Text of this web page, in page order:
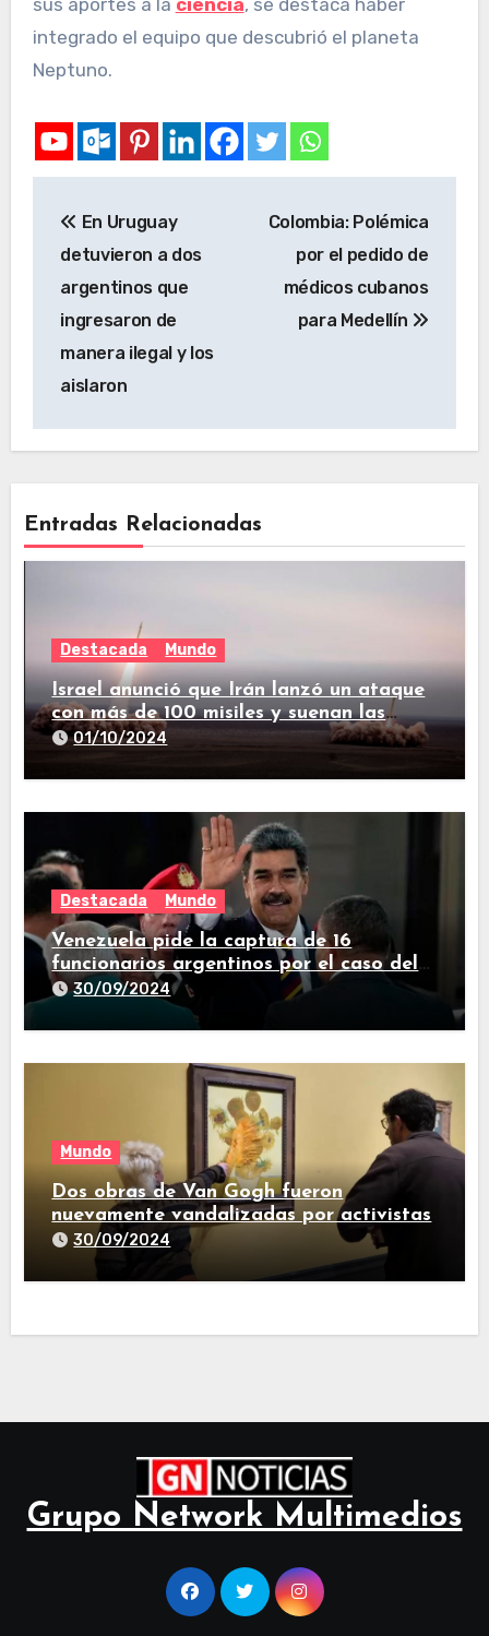
sus aportes a la ciencia, se destaca haber
integrado el equipo que descubrió el planeta
Neptuno.
En Uruguay
detuvieron a dos
argentinos que
ingresaron de
manera ilegal y los
aislaron
Colombia: Polémica
por el pedido de
médicos cubanos
para Medellín
Entradas Relacionadas
Destacada Mundo
Israel anunció que Irán lanzó un ataque
con más de 100 misiles y suenan las
sirenas en todo el país
01/10/2024
Destacada Mundo
Venezuela pide la captura de 16
funcionarios argentinos por el caso del
avión iraní que estuvo en Buenos Aires
30/09/2024
Mundo
Dos obras de Van Gogh fueron
nuevamente vandalizadas por activistas
30/09/2024
Grupo Network Multimedios